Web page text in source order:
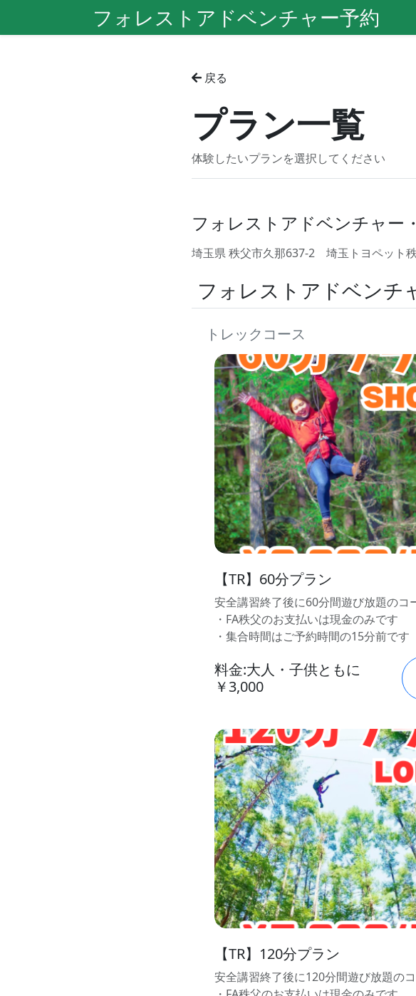
フォレストアドベンチャー予約
戻る
プラン一覧
体験したいプランを選択してください
フォレストアドベンチャー
埼玉県 秩父市久那637-2 埼玉トヨペット
フォレストアドベンチ
トレックコース
【TR】60分プラン
安全講習終了後に60分間遊び放題のコ
・FA秩父のお支払いは現金のみです
・集合時間はご予約時間の15分前です
料金:大人・子供ともに
￥3,000
【TR】120分プラン
安全講習終了後に120分間遊び放題のコ